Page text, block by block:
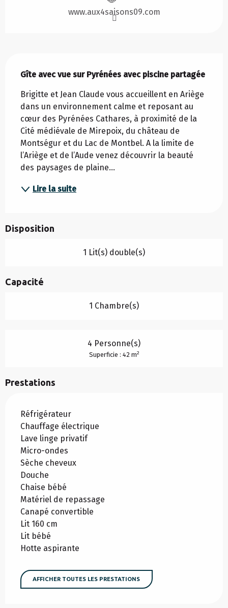
www.aux4saisons09.com
Gîte avec vue sur Pyrénées avec piscine partagée
Brigitte et Jean Claude vous accueillent en Ariège
dans un environnement calme et reposant au
cœur des Pyrénées Cathares, à proximité de la
Cité médiévale de Mirepoix, du château de
Montségur et du Lac de Montbel. A la limite de
l’Ariège et de l’Aude venez découvrir la beauté
des paysages de plaine...
Lire la suite
Disposition
1 Lit(s) double(s)
Capacité
1 Chambre(s)
4 Personne(s)
Superficie : 42 m2
Prestations
Réfrigérateur
Chauffage électrique
Lave linge privatif
Micro-ondes
Sèche cheveux
Douche
Chaise bébé
Matériel de repassage
Canapé convertible
Lit 160 cm
Lit bébé
Hotte aspirante
AFFICHER TOUTES LES PRESTATIONS